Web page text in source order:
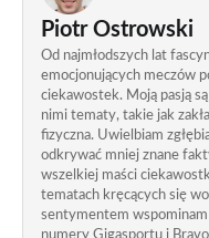
Piotr Ostrowski
Od najmłodszych lat
emocjonujących meczów
ciekawostek. Moją pasją
nimi tematy, takie jak
fizyczna. Uwielbiam
odkrywać mniej znane
wszelkiej maści
tematach kręcących się
sentymentem wspominam
numery Gigasportu i